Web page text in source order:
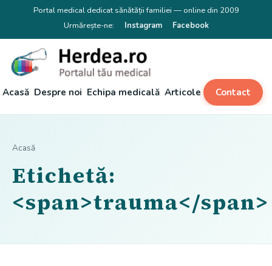
Portal medical dedicat sănătății familiei — online din 2009
Urmărește-ne:
Instagram Facebook
Acasă Despre noi Echipa medicală Articole Contact
Acasă
Etichetă:
<span>trauma</span>